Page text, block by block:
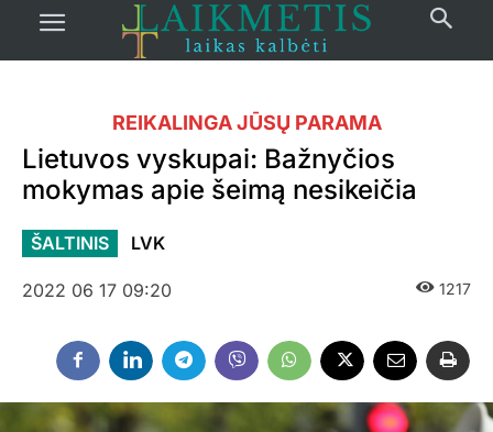
REIKALINGA JŪSŲ PARAMA
Lietuvos vyskupai: Bažnyčios
mokymas apie šeimą nesikeičia
ŠALTINIS LVK
2022 06 17 09:20 1217